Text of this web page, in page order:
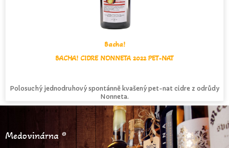
Bacha!
BACHA! CIDRE NONNETA 2022 PET-NAT
Polosuchý jednodruhový spontánně kvašený pet-nat cidre z odrůdy
Nonneta.
Medovinárna ®